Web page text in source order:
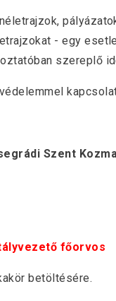
- egy
szereplő
Szent
főorvos
betöltésére.